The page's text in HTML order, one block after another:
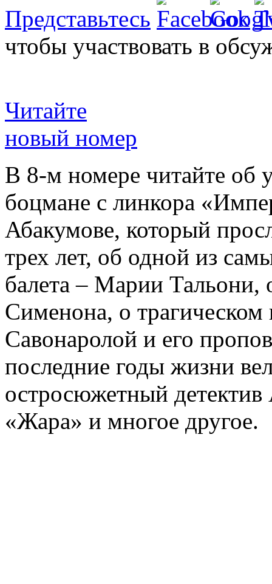
Представьтесь
чтобы участвовать в
Читайте
новый номер
В 8-м номере читайте об
боцмане с линкора
Абакумове, который
трех лет, об одной из
балета – Марии
Сименона, о трагическом
Савонаролой и его
последние годы жизни
остросюжетный детектив
«Жара» и многое другое.